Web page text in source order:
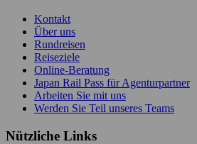
Kontakt
Über uns
Rundreisen
Reiseziele
Online-Beratung
Japan Rail Pass für Agenturpartner
Arbeiten Sie mit uns
Werden Sie Teil unseres Teams
Nützliche Links